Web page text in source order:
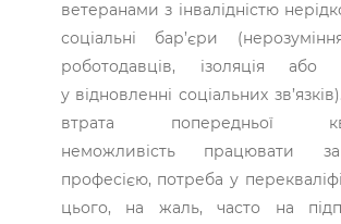
ветеранами з інвалідністю
соціальні бар’єри
роботодавців, ізоляція або
у відновленні соціальних
втрата попередньої
неможливість працювати
професією, потреба у
цього, на жаль, часто на